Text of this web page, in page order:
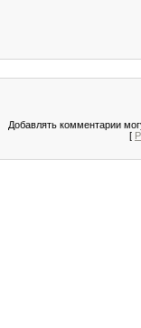
Добавлять комментарии
[